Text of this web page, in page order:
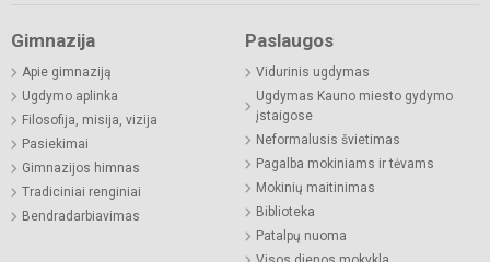
Gimnazija
Apie gimnaziją
Ugdymo aplinka
Filosofija, misija, vizija
Pasiekimai
Gimnazijos himnas
Tradiciniai renginiai
Bendradarbiavimas
Paslaugos
Vidurinis ugdymas
Ugdymas Kauno miesto gydymo
įstaigose
Neformalusis švietimas
Pagalba mokiniams ir tėvams
Mokinių maitinimas
Biblioteka
Patalpų nuoma